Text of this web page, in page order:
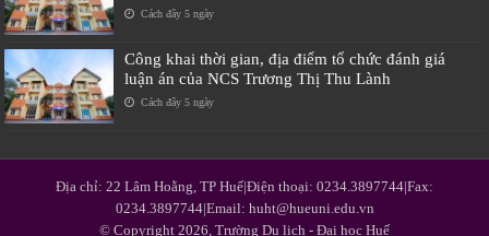
Cách đây 5 ngày
Công khai thời gian, địa điểm tổ chức đánh giá
luận án của NCS Trương Thị Thu Lành
Cách đây 5 ngày
Địa chỉ: 22 Lâm Hoằng, TP Huế|Điện thoại: 0234.3897744|Fax:
0234.3897744|Email: huht@hueuni.edu.vn
© Copyright 2026, Trường Du lịch - Đại học Huế